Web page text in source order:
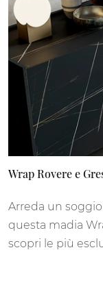
Wrap Rovere e
Arreda un
questa madia
scopri le più